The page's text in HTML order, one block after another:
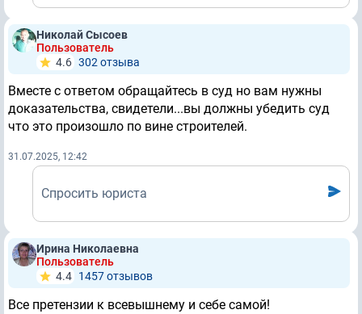
Николай Сысоев
Пользователь
4.6 302 отзывa
Вместе с ответом обращайтесь в суд но вам нужны
доказательства, свидетели...вы должны убедить суд
что это произошло по вине строителей.
31.07.2025, 12:42
Спросить юриста
Ирина Николаевна
Пользователь
4.4 1457 отзывов
Все претензии к всевышнему и себе самой!